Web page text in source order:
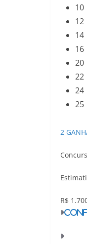
10
12
14
16
20
22
24
25
2
R$